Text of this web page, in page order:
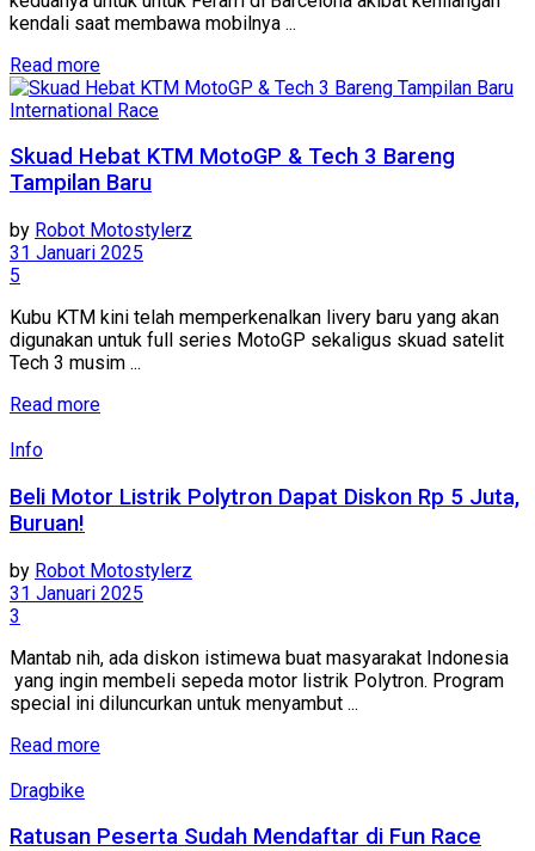
kendali saat membawa mobilnya ...
Read more
International Race
Skuad Hebat KTM MotoGP & Tech 3 Bareng
Tampilan Baru
by Robot Motostylerz
31 Januari 2025
5
Kubu KTM kini telah memperkenalkan livery baru yang akan
digunakan untuk full series MotoGP sekaligus skuad satelit
Tech 3 musim ...
Read more
Info
Beli Motor Listrik Polytron Dapat Diskon Rp 5 Juta,
Buruan!
by Robot Motostylerz
31 Januari 2025
3
Mantab nih, ada diskon istimewa buat masyarakat Indonesia
yang ingin membeli sepeda motor listrik Polytron. Program
special ini diluncurkan untuk menyambut ...
Read more
Dragbike
Ratusan Peserta Sudah Mendaftar di Fun Race